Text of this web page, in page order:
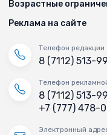
Возрастные
Реклама на сайте
Телефон редакции
8 (7112) 513-
Телефон
8 (7112) 513-
+7 (777) 478-
Электронный